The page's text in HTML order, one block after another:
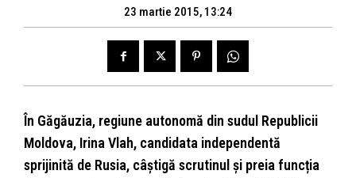
23 martie 2015, 13:24
În Găgăuzia, regiune autonomă din sudul Republicii
Moldova, Irina Vlah, candidata independentă
sprijinită de Rusia, câștigă scrutinul și preia funcția